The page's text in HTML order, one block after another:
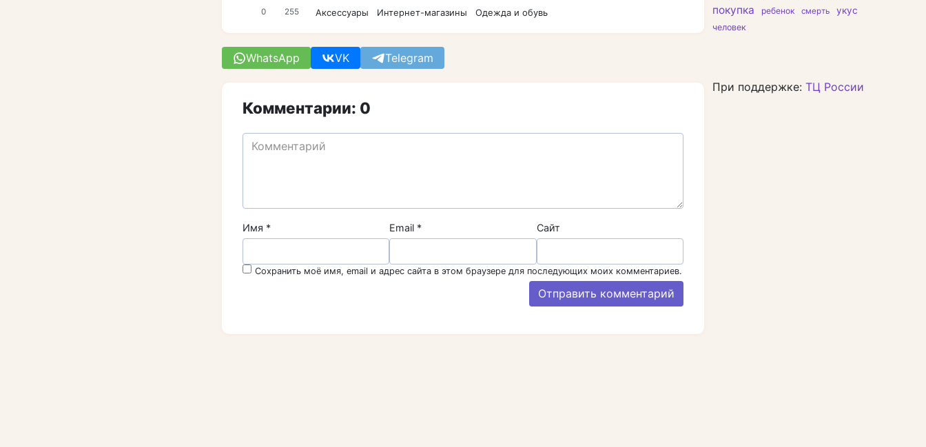
0 255 Аксессуары Интернет-магазины Одежда и обувь
WhatsApp VK Telegram
Комментарии: 0
Имя * Email * Сайт
Сохранить моё имя, email и адрес сайта в этом браузере для последующих моих комментариев.
покупка ребенок смерть укус
человек
При поддержке: ТЦ России